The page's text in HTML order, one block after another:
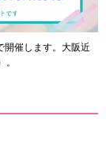
開催します。大阪近